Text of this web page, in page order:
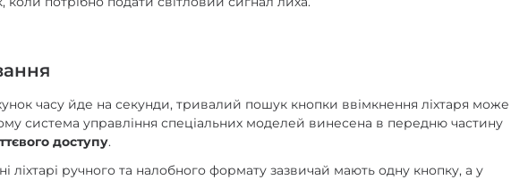
часу йде на секунди, тривалий пошук кнопки ввімкнення ліхтаря може
система управління спеціальних моделей винесена в передню частину
доступу.
ліхтарі ручного та налобного формату зазвичай мають одну кнопку, а у